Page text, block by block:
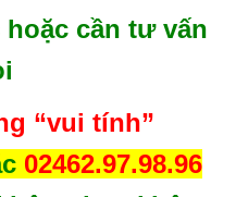
02462.97.98.96
học không